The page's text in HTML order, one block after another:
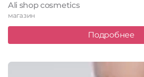
Ali shop cosmetics
магазин
Подробнее